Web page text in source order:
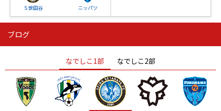
Ｓ世田谷 ニッパツ
ニッパツ
ニッパツ 名古屋
石人の星
静岡 愛媛Ｌ
ブログ
なでしこ1部 なでしこ2部